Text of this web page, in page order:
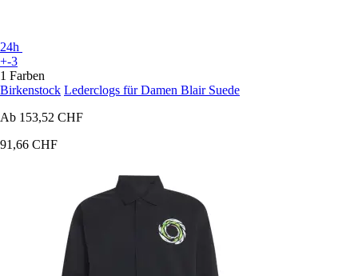
24h
+-3
1 Farben
Birkenstock Lederclogs für Damen Blair Suede
Ab 153,52 CHF
91,66 CHF